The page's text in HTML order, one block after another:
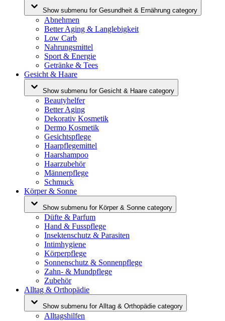
Show submenu for Gesundheit & Ernährung category
Abnehmen
Better Aging & Langlebigkeit
Low Carb
Nahrungsmittel
Sport & Energie
Getränke & Tees
Gesicht & Haare
Show submenu for Gesicht & Haare category
Beautyhelfer
Better Aging
Dekorativ Kosmetik
Dermo Kosmetik
Gesichtspflege
Haarpflegemittel
Haarshampoo
Haarzubehör
Männerpflege
Schmuck
Körper & Sonne
Show submenu for Körper & Sonne category
Düfte & Parfum
Hand & Fusspflege
Insektenschutz & Parasiten
Intimhygiene
Körperpflege
Sonnenschutz & Sonnenpflege
Zahn- & Mundpflege
Zubehör
Alltag & Orthopädie
Show submenu for Alltag & Orthopädie category
Alltagshilfen